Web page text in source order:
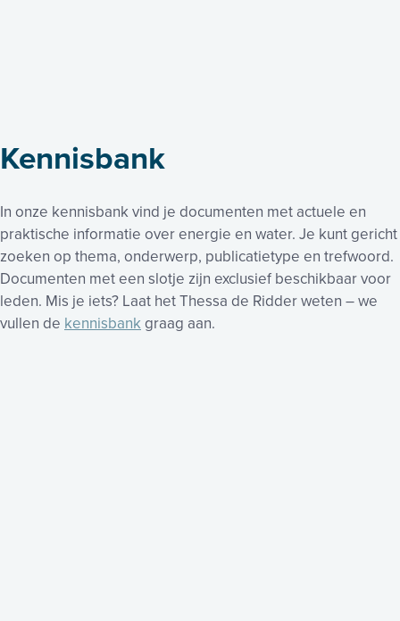
Kennisbank
In onze kennisbank vind je documenten met actuele en
praktische informatie over energie en water. Je kunt gericht
zoeken op thema, onderwerp, publicatietype en trefwoord.
Documenten met een slotje zijn exclusief beschikbaar voor
leden. Mis je iets? Laat het Thessa de Ridder weten – we
vullen de kennisbank graag aan.